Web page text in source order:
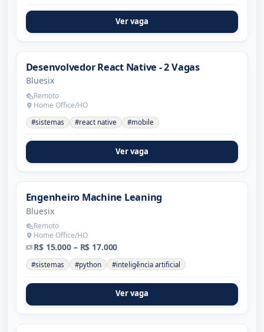
Ver vaga
Desenvolvedor React Native - 2 Vagas
Bluesix
Remoto
Home Office/HO
#sistemas #react native #mobile
Ver vaga
Engenheiro Machine Leaning
Bluesix
Remoto
Home Office/HO
R$ 15.000 – R$ 17.000
#sistemas #python #inteligência artificial
Ver vaga